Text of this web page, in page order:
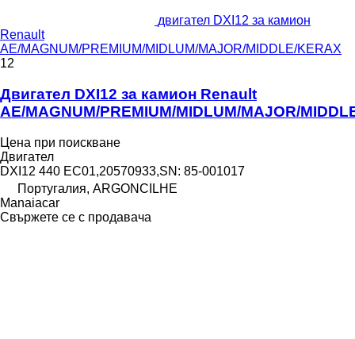
двигател DXI12 за камион
Renault
AE/MAGNUM/PREMIUM/MIDLUM/MAJOR/MIDDLE/KERAX
12
Двигател DXI12 за камион Renault
AE/MAGNUM/PREMIUM/MIDLUM/MAJOR/
Цена при поискване
Двигател
DXI12 440 EC01,20570933,SN: 85-001017
Португалия, ARGONCILHE
Manaiacar
Свържете се с продавача